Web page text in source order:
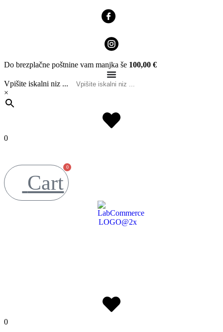
Do brezplačne poštnine vam manjka še 100,00 €
Vpišite iskalni niz ...
×
0
0
Cart
0